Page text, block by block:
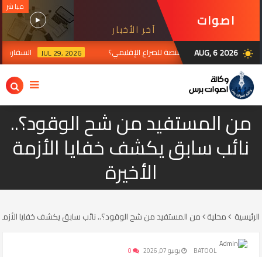
اصوات
برس
آخر الأخبار
مباشر
wb_sunny
AUG, 6 2026
العراقية إلى منصة للصراع الإقليمي؟ JUL 29, 2026 السفارة
من المستفيد من شح الوقود؟..
نائب سابق يكشف خفايا الأزمة
الأخيرة
الرئيسية محلية من المستفيد من شح الوقود؟.. نائب سابق يكشف خفايا الأزمة
BATOOL يونيو 07, 2026